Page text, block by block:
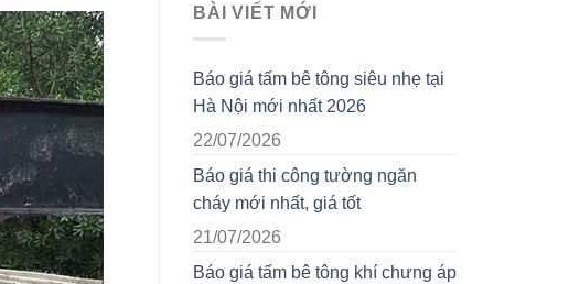
BÀI VIẾT MỚI
Báo giá tấm bê tông siêu nhẹ tại
Hà Nội mới nhất 2026
22/07/2026
Báo giá thi công tường ngăn
cháy mới nhất, giá tốt
21/07/2026
Báo giá tấm bê tông khí chưng áp